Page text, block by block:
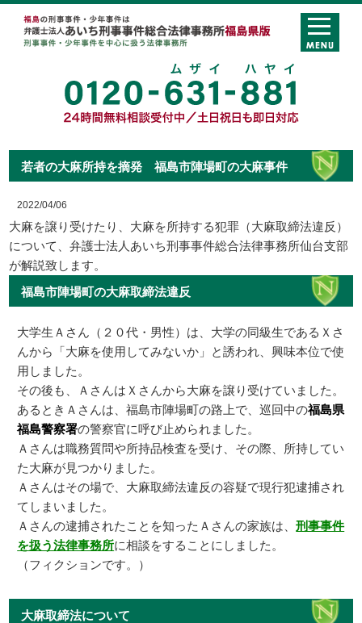
若者の大麻所持を摘発 福島市陣場町の大麻事件
2022/04/06
大麻を譲り受けたり、大麻を所持する犯罪（大麻取締法違反）
について、弁護士法人あいち刑事事件総合法律事務所仙台支部
が解説致します。
福島市陣場町の大麻取締法違反
大学生Ａさん（２０代・男性）は、大学の同級生であるＸさ
んから「大麻を使用してみないか」と誘われ、興味本位で使
用しました。
その後も、ＡさんはＸさんから大麻を譲り受けていました。
あるときＡさんは、福島市陣場町の路上で、巡回中の福島県
福島警察署の警察官に呼び止められました。
Ａさんは職務質問や所持品検査を受け、その際、所持してい
た大麻が見つかりました。
Ａさんはその場で、大麻取締法違反の容疑で現行犯逮捕され
てしまいました。
Ａさんの逮捕されたことを知ったＡさんの家族は、刑事事件
を扱う法律事務所に相談をすることにしました。
（フィクションです。）
大麻取締法について